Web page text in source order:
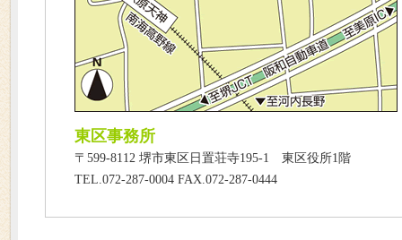
東区事務所
〒599-8112 堺市東区日置荘寺195-1 東区役所1階
TEL.072-287-0004 FAX.072-287-0444